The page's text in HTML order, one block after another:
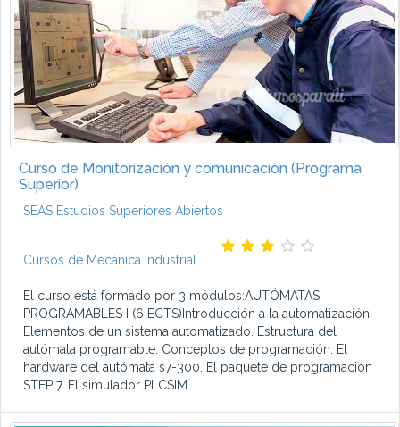
Curso de Monitorización y comunicación (Programa
Superior)
SEAS Estudios Superiores Abiertos
Cursos de Mecánica industrial
El curso está formado por 3 módulos:AUTÓMATAS
PROGRAMABLES I (6 ECTS)Introducción a la automatización.
Elementos de un sistema automatizado. Estructura del
autómata programable. Conceptos de programación. El
hardware del autómata s7-300. El paquete de programación
STEP 7. El simulador PLCSIM...